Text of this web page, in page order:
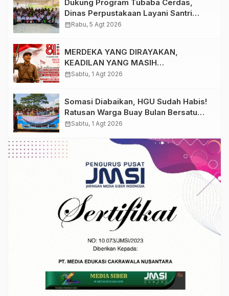
Dukung Program Tubaba Cerdas,
Dinas Perpustakaan Layani Santri
Ponpes Darul Hidayah Al Anshori
calendar_monthRabu, 5 Agt 2026
MERDEKA YANG DIRAYAKAN,
KEADILAN YANG MASIH
DIPERJUANGKAN
calendar_monthSabtu, 1 Agt 2026
Somasi Diabaikan, HGU Sudah Habis!
Ratusan Warga Buay Bulan Bersatu
Beri Peringatan Terakhir Ke PTPN 1
calendar_monthSabtu, 1 Agt 2026